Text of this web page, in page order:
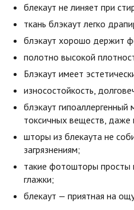
блекаут не линяет при
ткань блэкаут легко
блэкаут хорошо держит
полотно высокой
Блэкаут имеет
износостойкость,
блэкаут
токсичных веществ, даже
шторы из блекаута не
загрязнениям;
такие фотошторы просты
глажки;
блекаут — приятная на